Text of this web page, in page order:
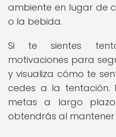
ambiente en lugar de
o la bebida.
Si te sientes
motivaciones para
y visualiza cómo te
cedes a la tentación.
metas a largo
obtendrás al mantener